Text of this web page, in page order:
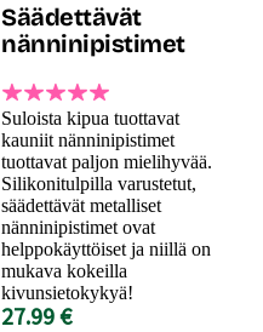
Säädettävät
nänninipistimet
Suloista kipua tuottavat
kauniit nänninipistimet
tuottavat paljon mielihyvää.
Silikonitulpilla varustetut,
säädettävät metalliset
nänninipistimet ovat
helppokäyttöiset ja niillä on
mukava kokeilla
kivunsietokykyä!
27.99 €